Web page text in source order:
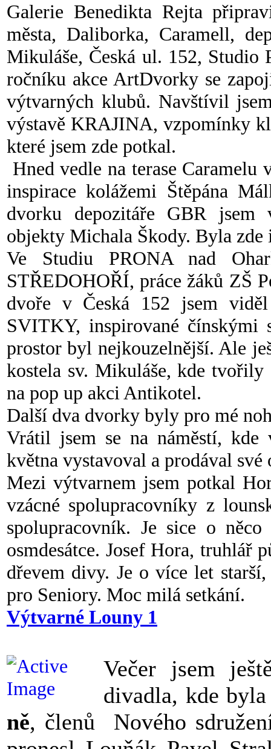
Galerie Benedikta Rejta
města, Daliborka, Caramell,
Mikuláše, Česká ul. 152, Studio
ročníku akce ArtDvorky se
výtvarných klubů. Navštívil
výstavě KRAJINA, vzpomínky
které jsem zde potkal.
Hned vedle na terase
inspirace kolážemi Štěpána
dvorku depozitáře GBR jsem
objekty Michala Škody. Byla
Ve Studiu PRONA nad
STŘEDOHOŘÍ, práce žáků ZŠ
dvoře v Česká 152 jsem
SVITKY, inspirované
prostor byl nejkouzelnější. Ale
kostela sv. Mikuláše, kde
na pop up akci Antikotel.
Další dva dvorky byly pro mé
Vrátil jsem se na náměstí,
května vystavoval a prodával
Mezi výtvarnem jsem potkal
vzácné spolupracovníky z
spolupracovník. Je sice o
osmdesátce. Josef Hora, truhlář
dřevem divy. Je o více let
pro Seniory. Moc milá setkání.
Výtvarné Louny 1
Večer jsem
divadla, kde
ně, členů Nového